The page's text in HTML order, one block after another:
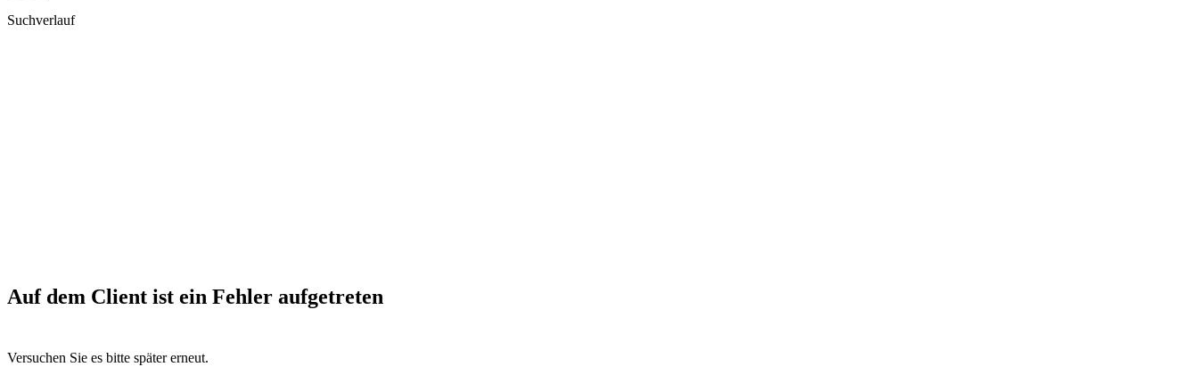
Suchverlauf
Auf dem Client ist ein Fehler aufgetreten
Versuchen Sie es bitte später erneut.